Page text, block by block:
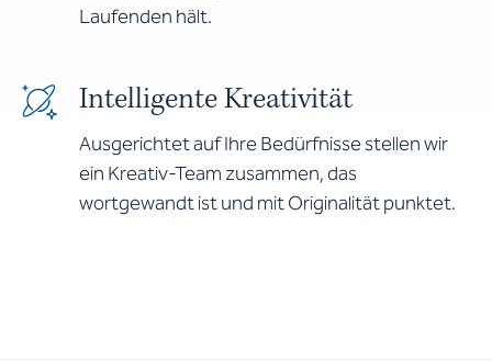
Laufenden hält.
Intelligente Kreativität
Ausgerichtet auf Ihre Bedürfnisse stellen wir
ein Kreativ-Team zusammen, das
wortgewandt ist und mit Originalität punktet.